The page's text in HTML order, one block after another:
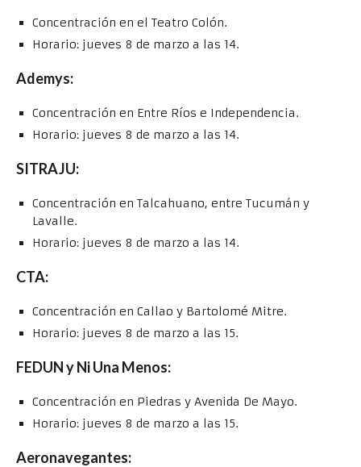
Concentración en el Teatro Colón.
Horario: jueves 8 de marzo a las 14.
Ademys:
Concentración en Entre Ríos e Independencia.
Horario: jueves 8 de marzo a las 14.
SITRAJU:
Concentración en Talcahuano, entre Tucumán y
Lavalle.
Horario: jueves 8 de marzo a las 14.
CTA:
Concentración en Callao y Bartolomé Mitre.
Horario: jueves 8 de marzo a las 15.
FEDUN y Ni Una Menos:
Concentración en Piedras y Avenida De Mayo.
Horario: jueves 8 de marzo a las 15.
Aeronavegantes: